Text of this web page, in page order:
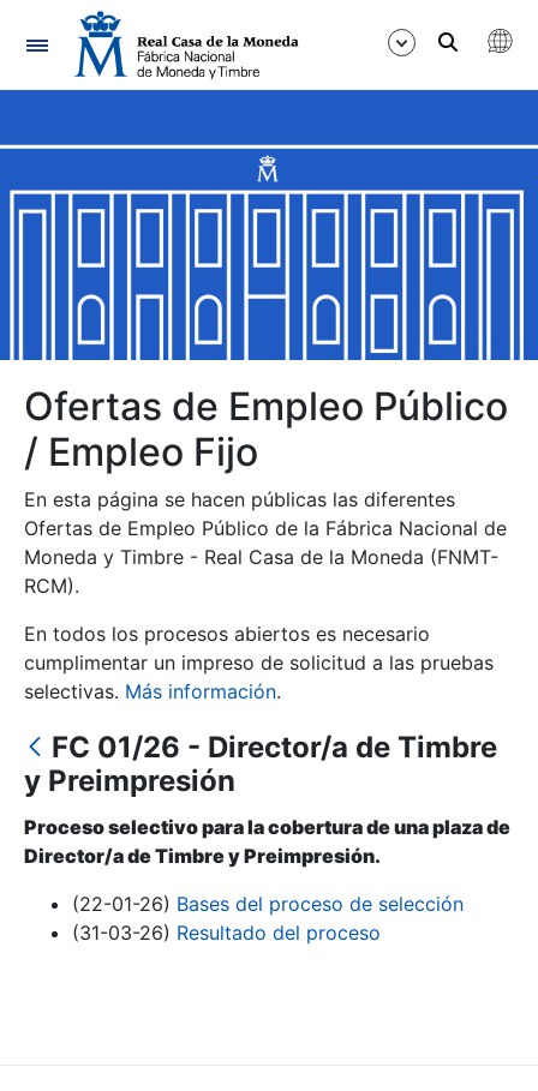
Navegación
Mostrar/Ocultar
Mostrar/Ocultar
Mostrar/Ocultar
Mostrar/Ocultar
Mostrar/Ocultar
Mostrar/Ocultar
Ofertas de Empleo Público
/ Empleo Fijo
En esta página se hacen públicas las diferentes
Ofertas de Empleo Público de la Fábrica Nacional de
Moneda y Timbre - Real Casa de la Moneda (FNMT-
RCM).
En todos los procesos abiertos es necesario
cumplimentar un impreso de solicitud a las pruebas
selectivas. Más información.
FC 01/26 - Director/a de Timbre
y Preimpresión
Proceso selectivo para la cobertura de una plaza de
Director/a de Timbre y Preimpresión.
(22-01-26) Bases del proceso de selección
(31-03-26) Resultado del proceso